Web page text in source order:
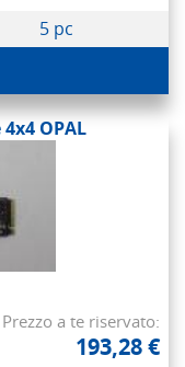
5 pc
4x4 OPAL
Prezzo a te riservato:
193,28 €